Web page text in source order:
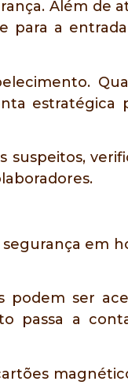
Além de
para a
estratégica
em
ser
passa a